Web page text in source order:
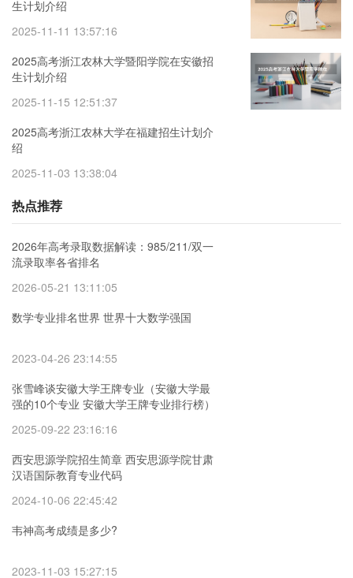
生计划介绍
2025-11-11 13:57:16
2025高考浙江农林大学暨阳学院在安徽招
生计划介绍
2025-11-15 12:51:37
2025高考浙江农林大学在福建招生计划介
绍
2025-11-03 13:38:04
热点推荐
2026年高考录取数据解读：985/211/双一
流录取率各省排名
2026-05-21 13:11:05
数学专业排名世界 世界十大数学强国
2023-04-26 23:14:55
张雪峰谈安徽大学王牌专业（安徽大学最
强的10个专业 安徽大学王牌专业排行榜）
2025-09-22 23:16:16
西安思源学院招生简章 西安思源学院甘肃
汉语国际教育专业代码
2024-10-06 22:45:42
韦神高考成绩是多少?
2023-11-03 15:27:15